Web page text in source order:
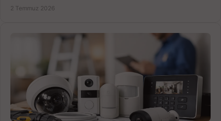
2 Temmuz 2026